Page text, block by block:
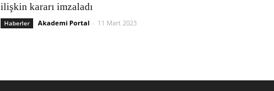
ilişkin kararı imzaladı
Haberler Akademi Portal - 11 Mart 2023